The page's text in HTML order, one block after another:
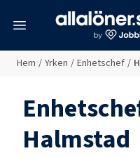
Hem / Yrken / Enhetschef /
Halmstad